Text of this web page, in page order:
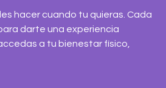
hacer cuando tu quieras. Cada
darte una experiencia
a tu bienestar físico,